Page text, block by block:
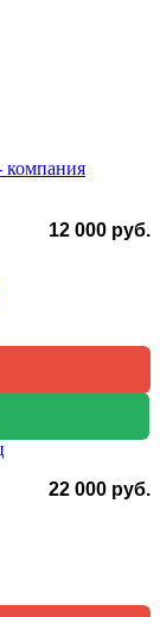
12 000 руб.
22 000 руб.